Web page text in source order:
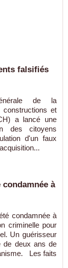
falsifiés
de la
constructions et
a lancé une
des citoyens
d'un faux
condamnée à
condamnée à
criminelle pour
Un guérisseur
de deux ans de
Les faits